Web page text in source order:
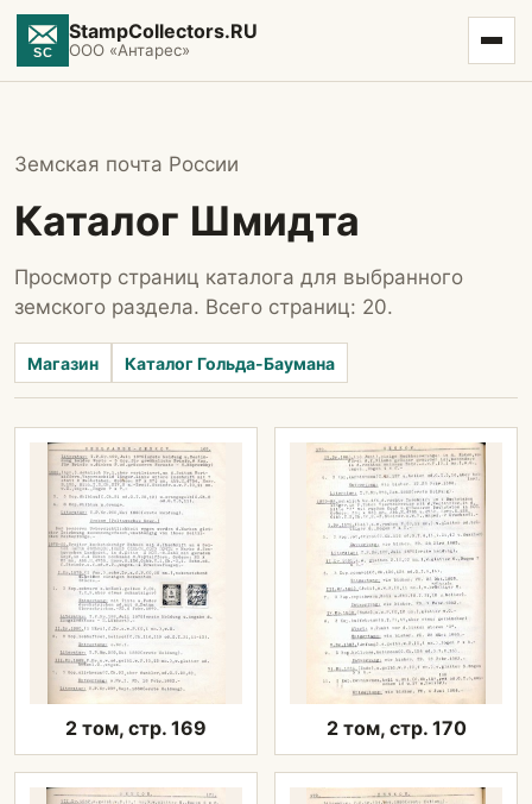
StampCollectors.RU
ООО «Антарес»
Земская почта России
Каталог Шмидта
Просмотр страниц каталога для выбранного
земского раздела. Всего страниц: 20.
Магазин Каталог Гольда-Баумана
2 том, стр. 169 2 том, стр. 170